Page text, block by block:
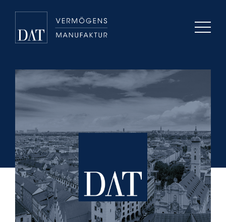
Beratung & Lösungen
Über uns
Karriere
Kontakt
T +49 (0)89 / 96 057 290 M info@dat-ag.de